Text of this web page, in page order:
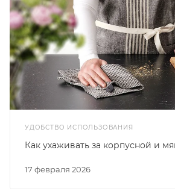
УДОБСТВО ИСПОЛЬЗОВАНИЯ
17 февраля 2026
Как ухаживать за корпусной и